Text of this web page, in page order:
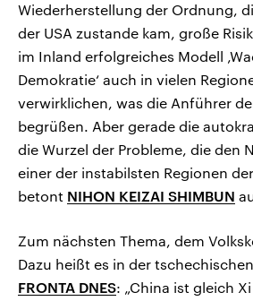
Wiederherstellung der Ordnung,
der USA zustande kam, große
im Inland erfolgreiches Modell
Demokratie‘ auch in vielen
verwirklichen, was die Anführer
begrüßen. Aber gerade die
die Wurzel der Probleme, die den
einer der instabilsten Regionen
betont NIHON KEIZAI SHIMBUN
Zum nächsten Thema, dem
Dazu heißt es in der
FRONTA DNES: „China ist gleich